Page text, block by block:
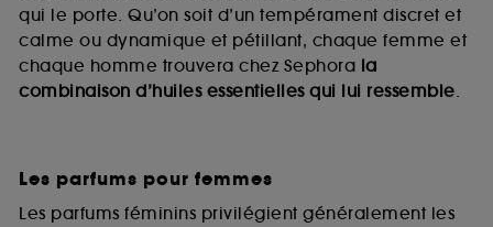
qui le porte. Qu’on soit d’un tempérament discret et
calme ou dynamique et pétillant, chaque femme et
chaque homme trouvera chez Sephora la
combinaison d’huiles essentielles qui lui ressemble.
Les parfums pour femmes
Les parfums féminins privilégient généralement les